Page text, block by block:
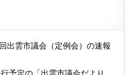
出雲市議会（定例会）の速報
予定の「出雲市議会だより